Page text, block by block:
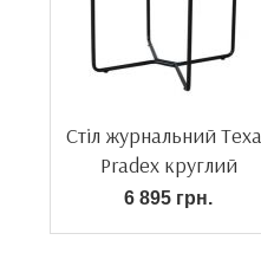
Стіл журнальний
Pradex круглий
6 895 грн.